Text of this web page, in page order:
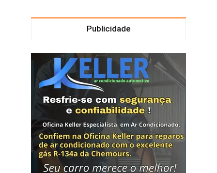
Publicidade